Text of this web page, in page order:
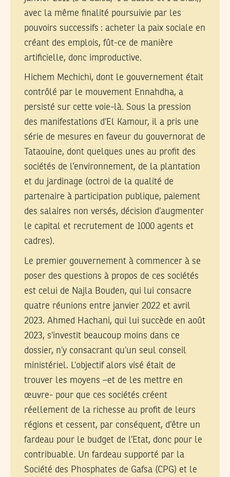
avec la même finalité poursuivie par les
pouvoirs successifs : acheter la paix sociale en
créant des emplois, fût-ce de manière
artificielle, donc improductive.
Hichem Mechichi, dont le gouvernement était
contrôlé par le mouvement Ennahdha, a
persisté sur cette voie-là. Sous la pression
des manifestations d’El Kamour, il a pris une
série de mesures en faveur du gouvernorat de
Tataouine, dont quelques unes au profit des
sociétés de l’environnement, de la plantation
et du jardinage (octroi de la qualité de
partenaire à participation publique, paiement
des salaires non versés, décision d’augmenter
le capital et recrutement de 1000 agents et
cadres).
Le premier gouvernement à commencer à se
poser des questions à propos de ces sociétés
est celui de Najla Bouden, qui lui consacre
quatre réunions entre janvier 2022 et avril
2023. Ahmed Hachani, qui lui succède en août
2023, s’investit beaucoup moins dans ce
dossier, n’y consacrant qu’un seul conseil
ministériel. L’objectif alors visé était de
trouver les moyens –et de les mettre en
œuvre- pour que ces sociétés créent
réellement de la richesse au profit de leurs
régions et cessent, par conséquent, d’être un
fardeau pour le budget de l’Etat, donc pour le
contribuable. Un fardeau supporté par la
Société des Phosphates de Gafsa (CPG) et le